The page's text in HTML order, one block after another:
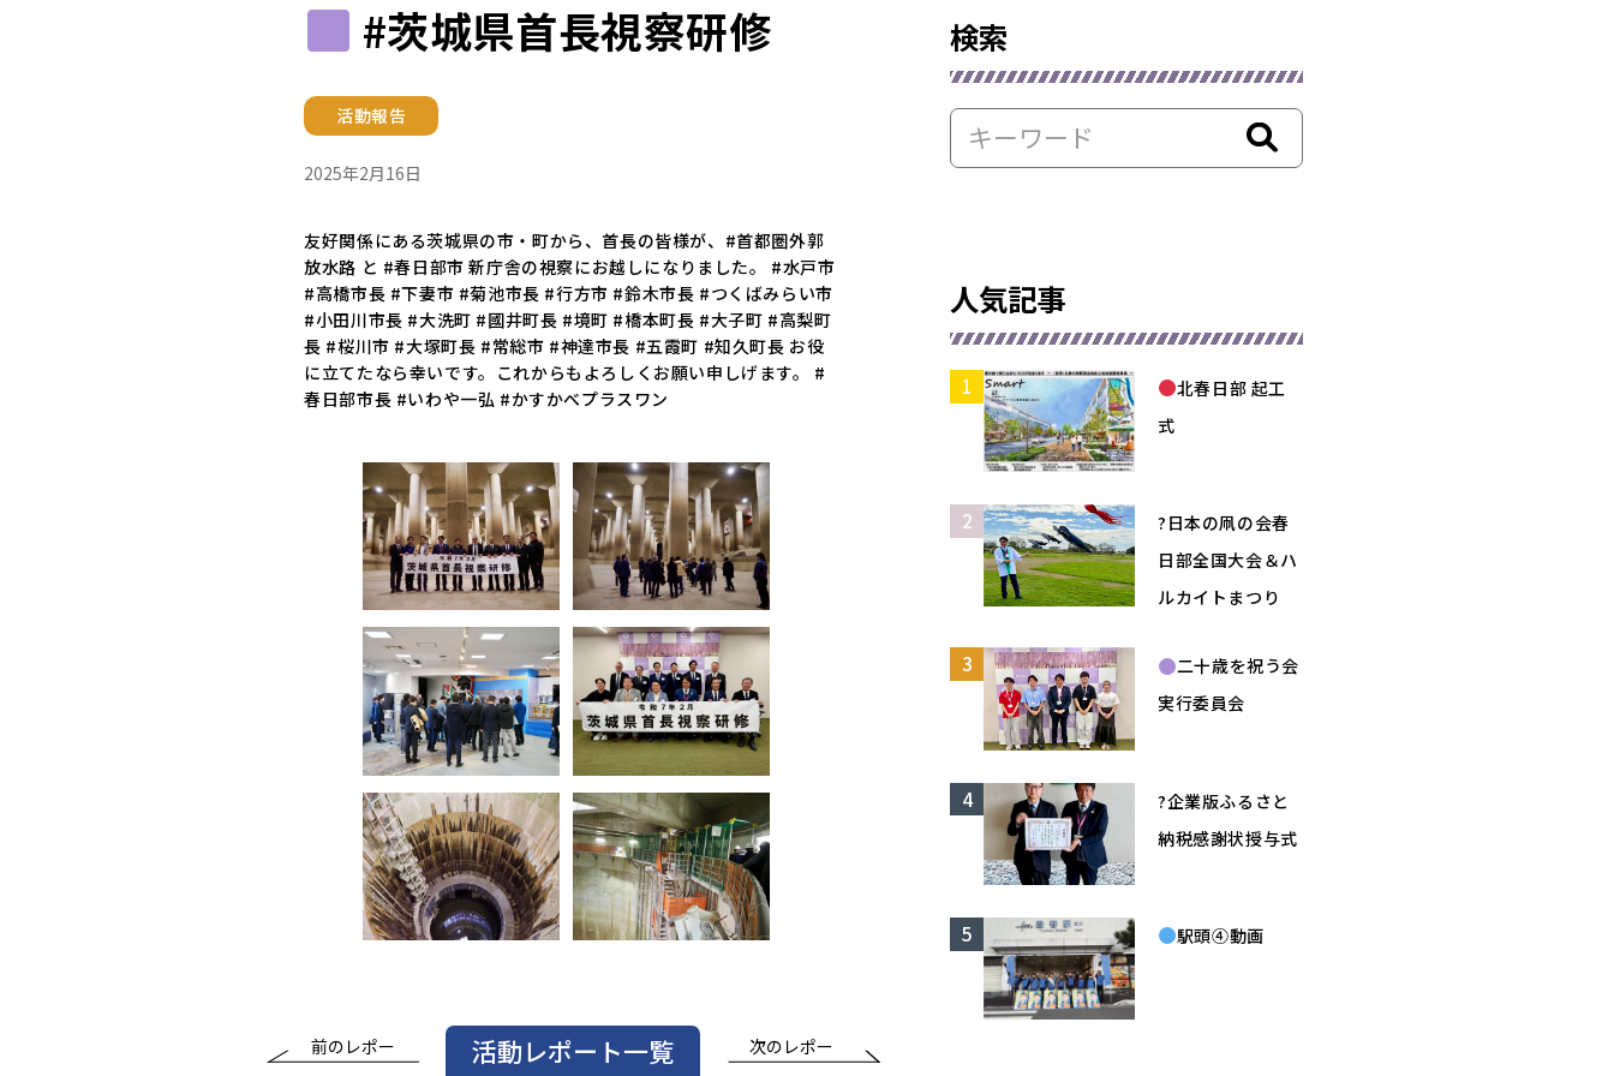
#茨城県首長視察研修
活動報告
2025年2月16日
友好関係にある茨城県の市・町から、首長の皆様が、#首都圏外郭
放水路 と #春日部市 新庁舎の視察にお越しになりました。 #水戸市
#高橋市長 #下妻市 #菊池市長 #行方市 #鈴木市長 #つくばみらい市
#小田川市長 #大洗町 #國井町長 #境町 #橋本町長 #大子町 #高梨町
長 #桜川市 #大塚町長 #常総市 #神達市長 #五霞町 #知久町長 お役
に立てたなら幸いです。これからもよろしくお願い申しげます。 #
春日部市長 #いわや一弘 #かすかべプラスワン
前のレポー
活動レポート一覧
次のレポー
検索
人気記事
北春日部 起工
式
?日本の凧の会春
日部全国大会＆ハ
ルカイトまつり
二十歳を祝う会
実行委員会
?企業版ふるさと
納税感謝状授与式
駅頭④動画